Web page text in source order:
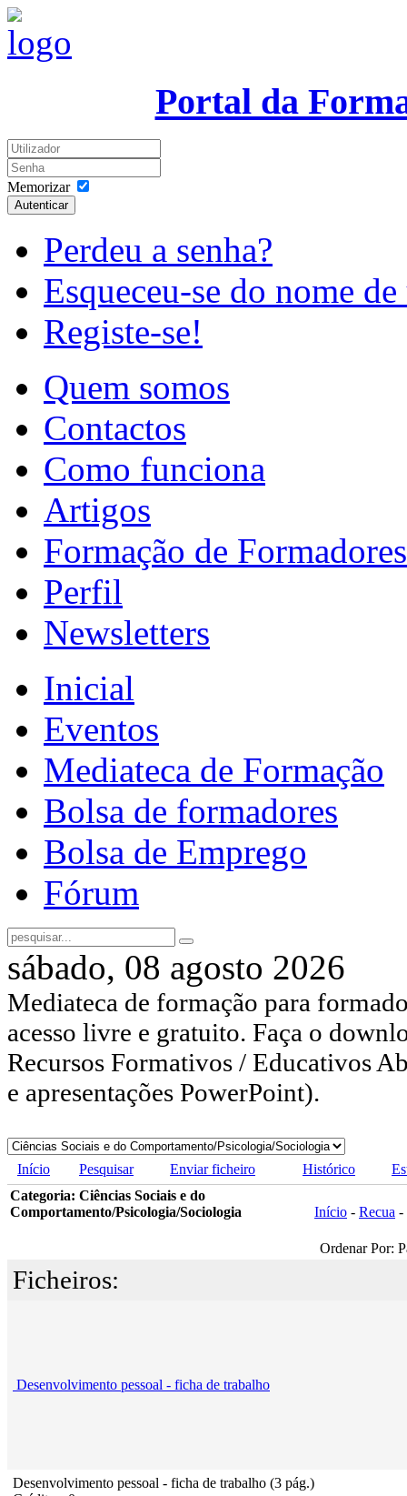
Portal da
Memorizar
Autenticar
Perdeu a senha?
Esqueceu-se do nome
Registe-se!
Quem somos
Contactos
Como funciona
Artigos
Formação de Formadores
Perfil
Newsletters
Inicial
Eventos
Mediateca de Formação
Bolsa de formadores
Bolsa de Emprego
Fórum
sábado, 08 agosto 2026
Mediateca de formação para
acesso livre e gratuito. Faça o
Recursos Formativos / Educativos
e apresentações PowerPoint).
Início Pesquisar Enviar ficheiro Histórico
Categoria: Ciências Sociais e do
Comportamento/Psicologia/Sociologia
Início - Recua -
Ordenar Por:
Ficheiros:
Desenvolvimento pessoal - ficha de trabalho
Desenvolvimento pessoal - ficha de trabalho (3 pág.)